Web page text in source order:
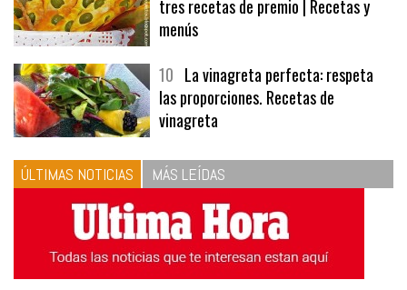
tres recetas de premio | Recetas y
menús
10 La vinagreta perfecta: respeta
las proporciones. Recetas de
vinagreta
ÚLTIMAS NOTICIAS MÁS LEÍDAS